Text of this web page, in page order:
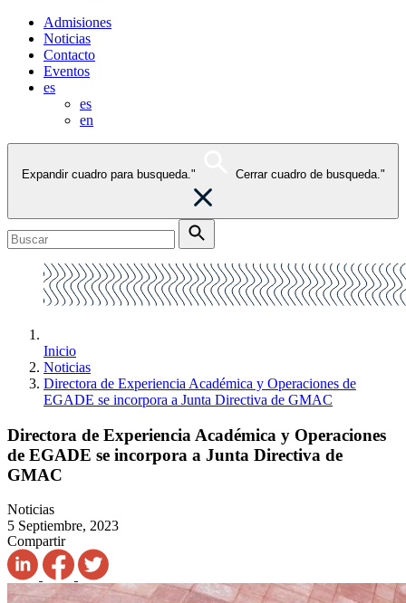
Admisiones
Noticias
Contacto
Eventos
es
es
en
Expandir cuadro para busqueda." Cerrar cuadro de busqueda."
Inicio
Noticias
Directora de Experiencia Académica y Operaciones de
EGADE se incorpora a Junta Directiva de GMAC
Directora de Experiencia Académica y Operaciones
de EGADE se incorpora a Junta Directiva de
GMAC
Noticias
5 Septiembre, 2023
Compartir